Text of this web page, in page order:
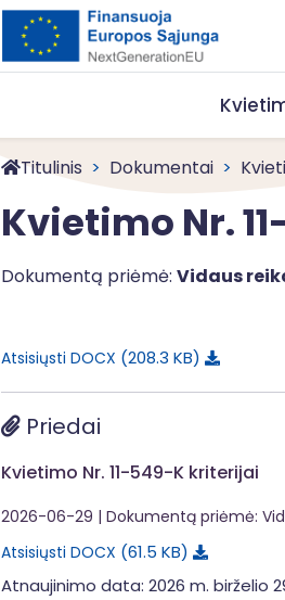
Titulinis Dokumentai
Kvietimo Nr.
Dokumentą priėmė: Vidaus
Atsisiųsti DOCX 208.3 KB
Priedai
Kvietimo Nr. 11-549-K kriterijai
2026-06-29 | Dokumentą priėmė:
Atsisiųsti DOCX 61.5 KB
Atnaujinimo data: 2026 m. birželio